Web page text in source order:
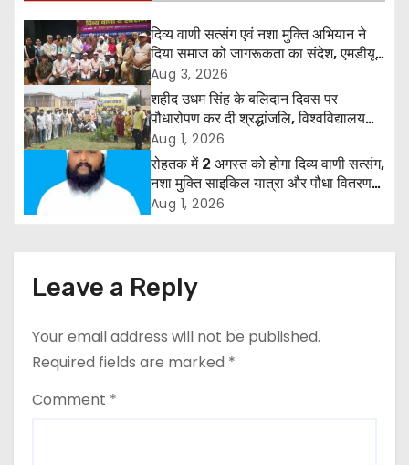
n
a
v
i
a
o
n
दिव्य वाणी सत्संग एवं नशा मुक्ति अभियान ने
दिया समाज को जागरूकता का संदेश, एमडीयू
रोहतक में हजारों लोगों ने लिया संकल्प
Aug 3, 2026
शहीद उधम सिंह के बलिदान दिवस पर
पौधारोपण कर दी श्रद्धांजलि, विश्वविद्यालय
और राजपत्रित अवकाश बहाल करने की उठी
मांग
Aug 1, 2026
रोहतक में 2 अगस्त को होगा दिव्य वाणी सत्संग,
नशा मुक्ति साइकिल यात्रा और पौधा वितरण
कार्यक्रम
Aug 1, 2026
Leave a Reply
Your email address will not be published.
Required fields are marked *
Comment *